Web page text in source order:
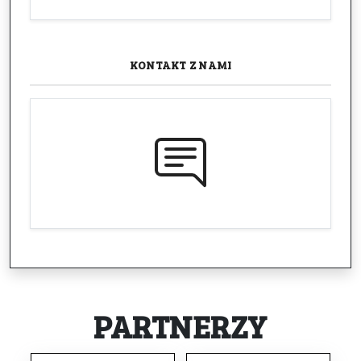
KONTAKT Z NAMI
PARTNERZY